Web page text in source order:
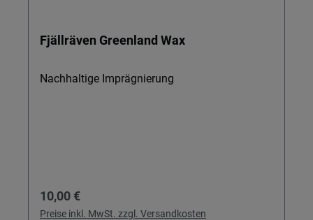
Fjällräven Greenland Wax
Nachhaltige Imprägnierung
Regulärer Preis:
10,00 €
Preise inkl. MwSt. zzgl. Versandkosten